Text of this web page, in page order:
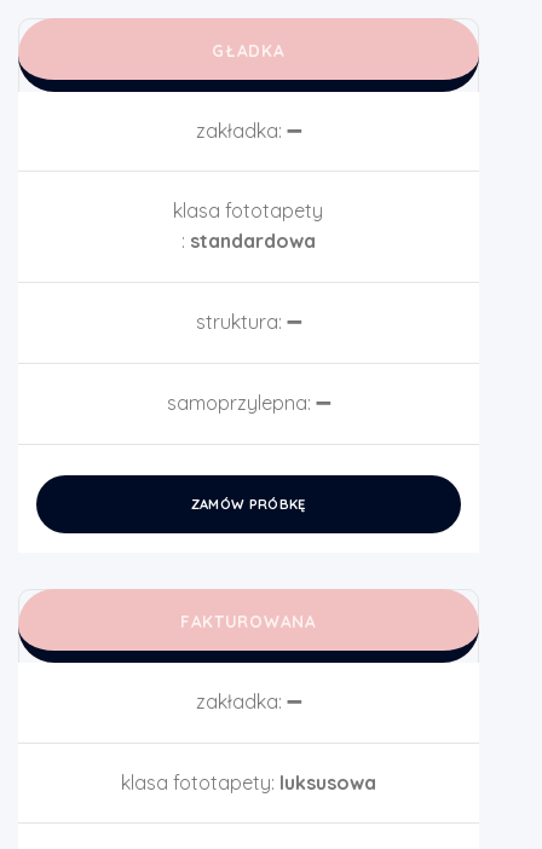
GŁADKA
zakładka: ➖
klasa fototapety
: standardowa
struktura: ➖
samoprzylepna: ➖
ZAMÓW PRÓBKĘ
FAKTUROWANA
zakładka: ➖
klasa fototapety: luksusowa